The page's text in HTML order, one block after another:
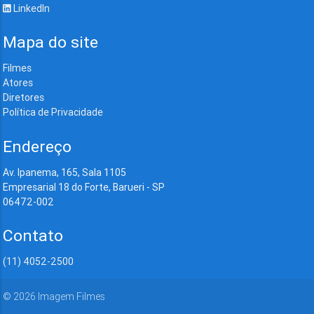
LinkedIn
Mapa do site
Filmes
Atores
Diretores
Política de Privacidade
Endereço
Av. Ipanema, 165, Sala 1105
Empresarial 18 do Forte, Barueri - SP
06472-002
Contato
(11) 4052-2500
© 2026 Imagem Filmes